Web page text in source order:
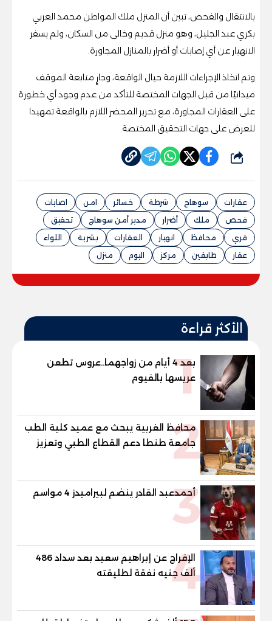
بالانتقال والفحص، تبين أن المنزل ملك المواطن محمد العربي
بكري عبد الجليل، وهو منزل قديم وخالى من السكان، ولم يسفر
الانهيار عن أي إصابات أو أضرار بالمنازل المجاورة.
وتم اتخاذ الإجراءات اللازمة حيال الواقعة، وجارٍ متابعة الموقف
ميدانيًا من قبل الجهات المختصة للتأكد من عدم وجود أي خطورة
على العقارات المجاورة، مع تحرير المحضر اللازم بالواقعة تمهيدا
للعرض على جهات التحقيق المختصة.
شارك
عقارات سوهاج شرطة خسائر امن
اصابات
فحص
ملك أضرار مدير أمن سوهاج
تحقيق
قري
محافظ انهيار العقارات بشرية
اللواء
عقار
طابقين مركز اليوم منزل
الأكثر قراءة
1
بعد 4 أيام من زواجهما..عروس تطعن
عريسها بالفيوم
2
محافظ الغربية يبحث مع عميد كلية الطب
جامعة طنطا دعم القطاع الطبي وتعزيز
الاستفادة من الخبرات الأكاديمية
3
أحمدعبد القادر ينضم لبيراميدز 4 مواسم
4
الإفراج عن إبراهيم سعيد بعد سداد 486
ألف جنيه نفقة لطليقته